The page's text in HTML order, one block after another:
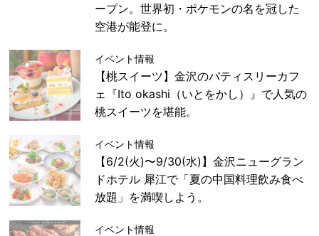
ープン。世界初・ポケモンの名を冠した
空港が能登に。
イベント情報
【桃スイーツ】金沢のパティスリーカフ
ェ『Ito okashi（いとをかし）』で人気の
桃スイーツを堪能。
イベント情報
【6/2(火)〜9/30(水)】金沢ニューグラン
ドホテル 犀江で「夏の中国料理飲み食べ
放題」を満喫しよう。
イベント情報